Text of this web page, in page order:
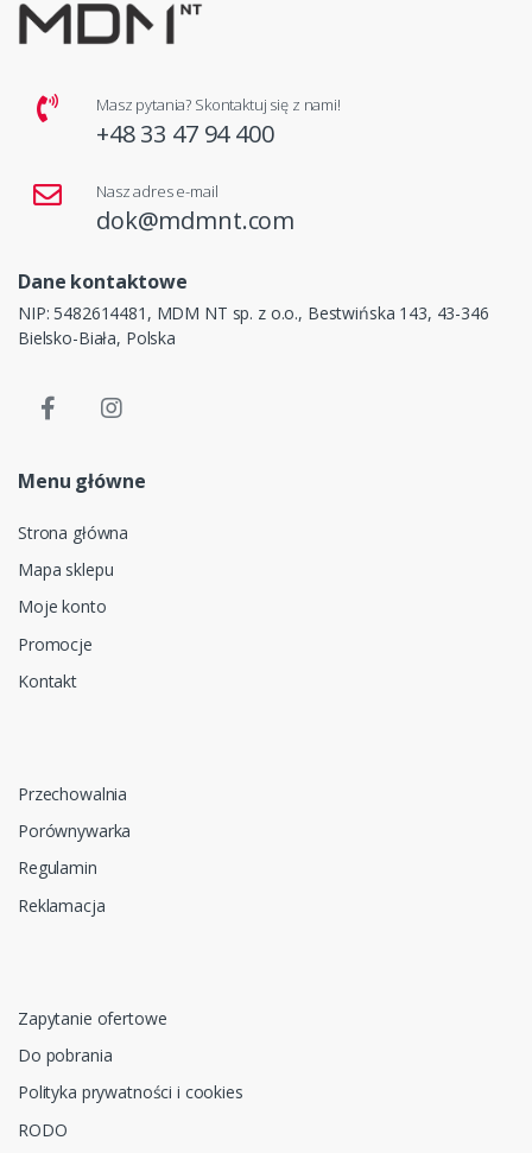
Masz pytania? Skontaktuj się z nami!
+48 33 47 94 400
Nasz adres e-mail
dok@mdmnt.com
Dane kontaktowe
NIP: 5482614481, MDM NT sp. z o.o., Bestwińska 143, 43-346
Bielsko-Biała, Polska
Menu główne
Strona główna
Mapa sklepu
Moje konto
Promocje
Kontakt
Przechowalnia
Porównywarka
Regulamin
Reklamacja
Zapytanie ofertowe
Do pobrania
Polityka prywatności i cookies
RODO